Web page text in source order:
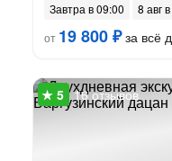
Завтра в 09:00
8 авг
от 19 800 ₽за всё
16 отзывов